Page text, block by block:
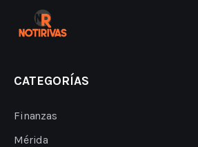
CATEGORÍAS
Finanzas
Mérida